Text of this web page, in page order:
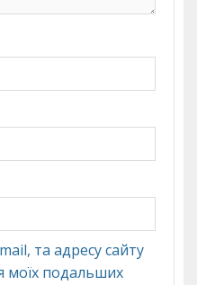
та адресу сайту
моїх подальших